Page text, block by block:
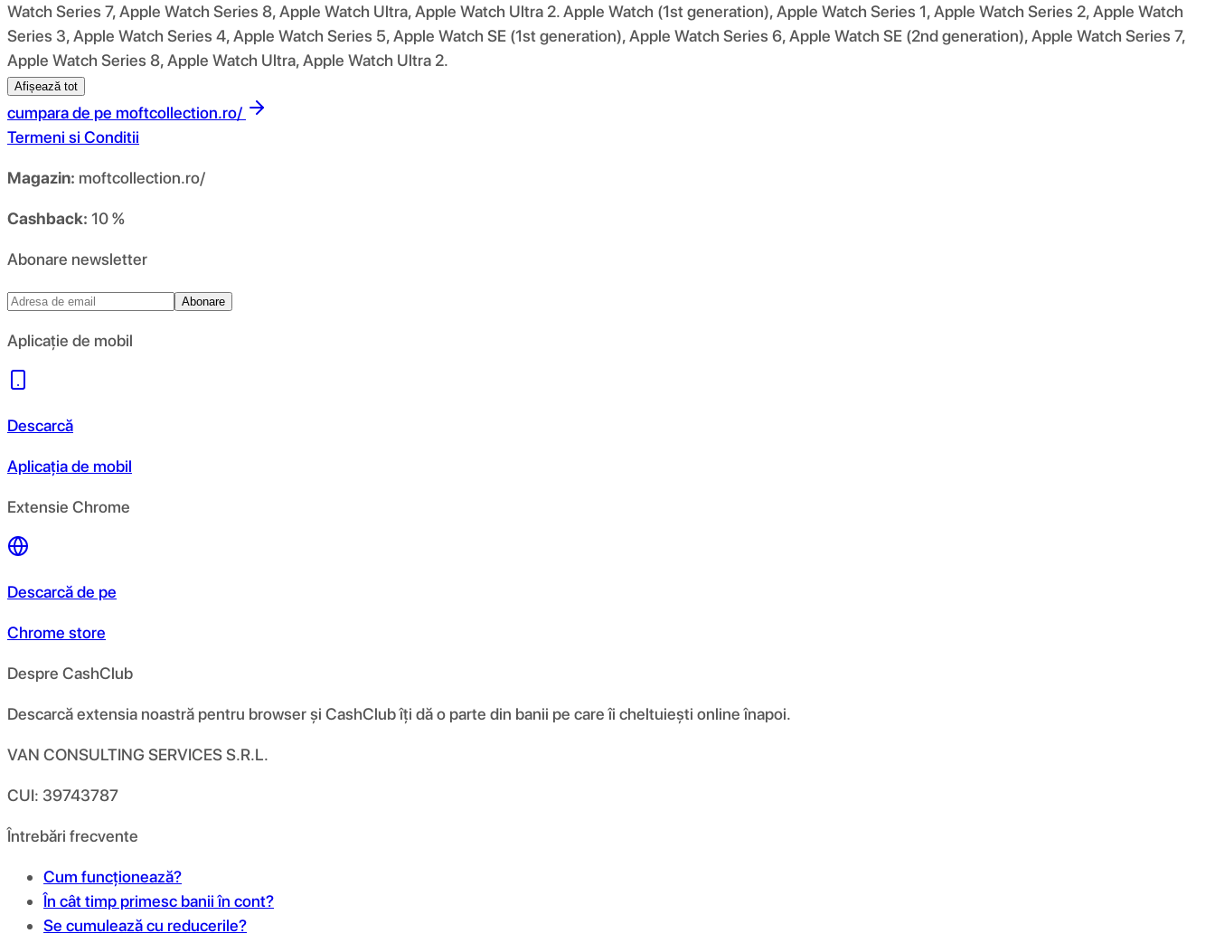
Watch Series 7, Apple Watch Series 8, Apple Watch Ultra, Apple Watch Ultra 2. Apple Watch (1st generation), Apple Watch Series 1, Apple Watch Series 2, Apple Watch
Series 3, Apple Watch Series 4, Apple Watch Series 5, Apple Watch SE (1st generation), Apple Watch Series 6, Apple Watch SE (2nd generation), Apple Watch Series 7,
Apple Watch Series 8, Apple Watch Ultra, Apple Watch Ultra 2.
Afișează tot
cumpara de pe moftcollection.ro/
Termeni si Conditii
Magazin: moftcollection.ro/
Cashback: 10 %
Abonare newsletter
Abonare
Aplicație de mobil
Descarcă
Aplicația de mobil
Extensie Chrome
Descarcă de pe
Chrome store
Despre CashClub
Descarcă extensia noastră pentru browser și CashClub îți dă o parte din banii pe care îi cheltuiești online înapoi.
VAN CONSULTING SERVICES S.R.L.
CUI: 39743787
Întrebări frecvente
Cum funcționează?
În cât timp primesc banii în cont?
Se cumulează cu reducerile?